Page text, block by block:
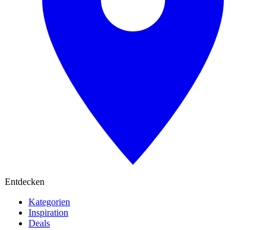
Entdecken
Kategorien
Inspiration
Deals